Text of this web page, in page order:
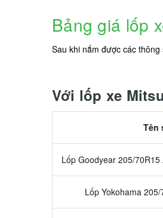
Bảng giá lốp
Sau khi nắm được các
Với lốp xe
Tên
Lốp Goodyear 205/70R15
Lốp Yokohama